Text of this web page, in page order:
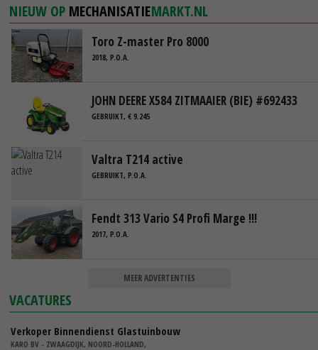
NIEUW OP MECHANISATIEMARKT.NL
Toro Z-master Pro 8000
2018, P.O.A.
JOHN DEERE X584 ZITMAAIER (BIE) #692433
GEBRUIKT, € 9.245
Valtra T214 active
GEBRUIKT, P.O.A.
Fendt 313 Vario S4 Profi Marge !!!
2017, P.O.A.
MEER ADVERTENTIES
VACATURES
Verkoper Binnendienst Glastuinbouw
KARO BV - ZWAAGDIJK, NOORD-HOLLAND,